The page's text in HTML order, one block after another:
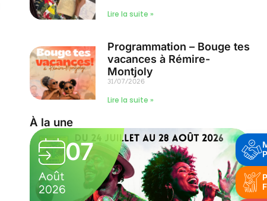
Lire la suite »
Programmation – Bouge tes
vacances à Rémire-
Montjoly
31/07/2026
Lire la suite »
À la une
07
Août
2026